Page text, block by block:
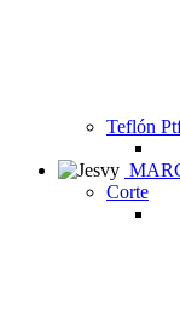
Teflón
Corte